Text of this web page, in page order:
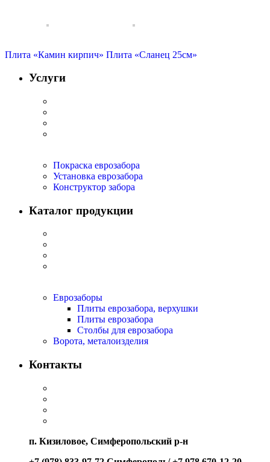
Плита «Камин кирпич» Плита «Сланец 25см»
Услуги
Покраска еврозабора
Установка еврозабора
Конструктор забора
Каталог продукции
Еврозаборы
Плиты еврозабора, верхушки
Плиты еврозабора
Столбы для еврозабора
Ворота, металоизделия
Контакты
п. Кизиловое, Симферопольский р-н